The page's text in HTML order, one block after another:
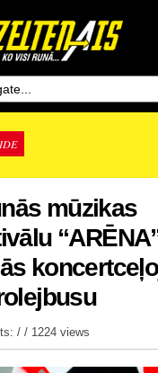
mūzikas
/ / 1224 views